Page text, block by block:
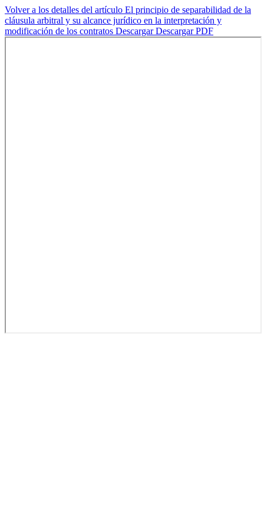
Volver a los detalles del artículo El principio de separabilidad de la
cláusula arbitral y su alcance jurídico en la interpretación y
modificación de los contratos DescargarDescargar PDF